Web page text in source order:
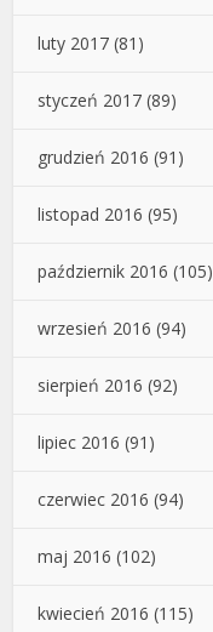
luty 2017 (81)
styczeń 2017 (89)
grudzień 2016 (91)
listopad 2016 (95)
październik 2016 (105)
wrzesień 2016 (94)
sierpień 2016 (92)
lipiec 2016 (91)
czerwiec 2016 (94)
maj 2016 (102)
kwiecień 2016 (115)